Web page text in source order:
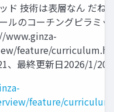
ド 技術は表層なん だね
ルのコーチングピラミッ
www.ginza-
feature/
、最終更新日2026/1/20
feature/